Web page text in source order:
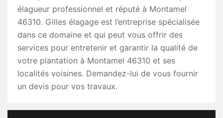
élagueur professionnel et réputé à Montamel
46310. Gilles élagage est l’entreprise spécialisée
dans ce domaine et qui peut vous offrir des
services pour entretenir et garantir la qualité de
votre plantation à Montamel 46310 et ses
localités voisines. Demandez-lui de vous fournir
un devis pour vos travaux.